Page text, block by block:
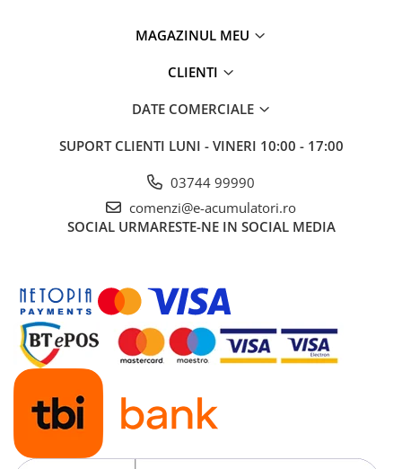
Solutii solare portabile
Statii de incarcare EV
MAGAZINUL MEU
CLIENTI
DATE COMERCIALE
SUPORT CLIENTI LUNI - VINERI 10:00 - 17:00
03744 99990
comenzi@e-acumulatori.ro
SOCIAL URMARESTE-NE IN SOCIAL MEDIA